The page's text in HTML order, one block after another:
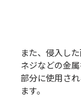
また、侵入し
ネジなどの金
部分に使用さ
ます。